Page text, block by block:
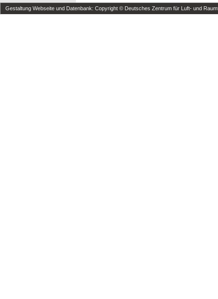
Gestaltung Webseite und Datenbank: Copyright © Deutsches Zentrum für Luft- und